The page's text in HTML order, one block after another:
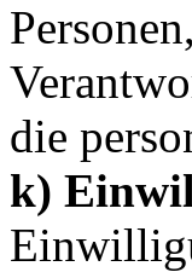
die
k)